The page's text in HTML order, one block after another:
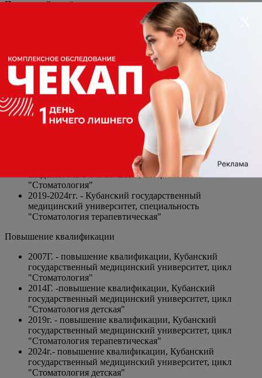
Повторный приём врача стоматолога-ортодонта
Ортодонт, Стоматолог
19 лет
Специализация
Ортодонт, Стоматолог
Категория
Высшая категория
2001-2006 гг. - Кубанская государственная медицинская
академия МЗ РФ ГОУ ВПО, специальность
"Стоматология"
2019-2024гг. - Кубанский государственный
медицинский университет, специальность
"Стоматология терапевтическая"
Повышение квалификации
2007Г. - повышение квалификации, Кубанский
государственный медицинский университет, цикл
"Стоматология"
2014Г. -повышение квалификации, Кубанский
государственный медицинский университет, цикл
"Стоматология детская"
2019г. - повышение квалификации, Кубанский
государственный медицинский университет, цикл
"Стоматология терапевтическая"
2024г.- повышение квалификации, Кубанский
государственный медицинский университет, цикл
"Стоматология детская"